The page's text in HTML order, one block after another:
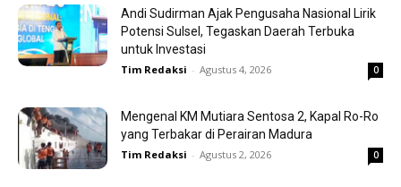
Andi Sudirman Ajak Pengusaha Nasional Lirik
Potensi Sulsel, Tegaskan Daerah Terbuka
untuk Investasi
Tim Redaksi - Agustus 4, 2026 0
Mengenal KM Mutiara Sentosa 2, Kapal Ro-Ro
yang Terbakar di Perairan Madura
Tim Redaksi - Agustus 2, 2026 0